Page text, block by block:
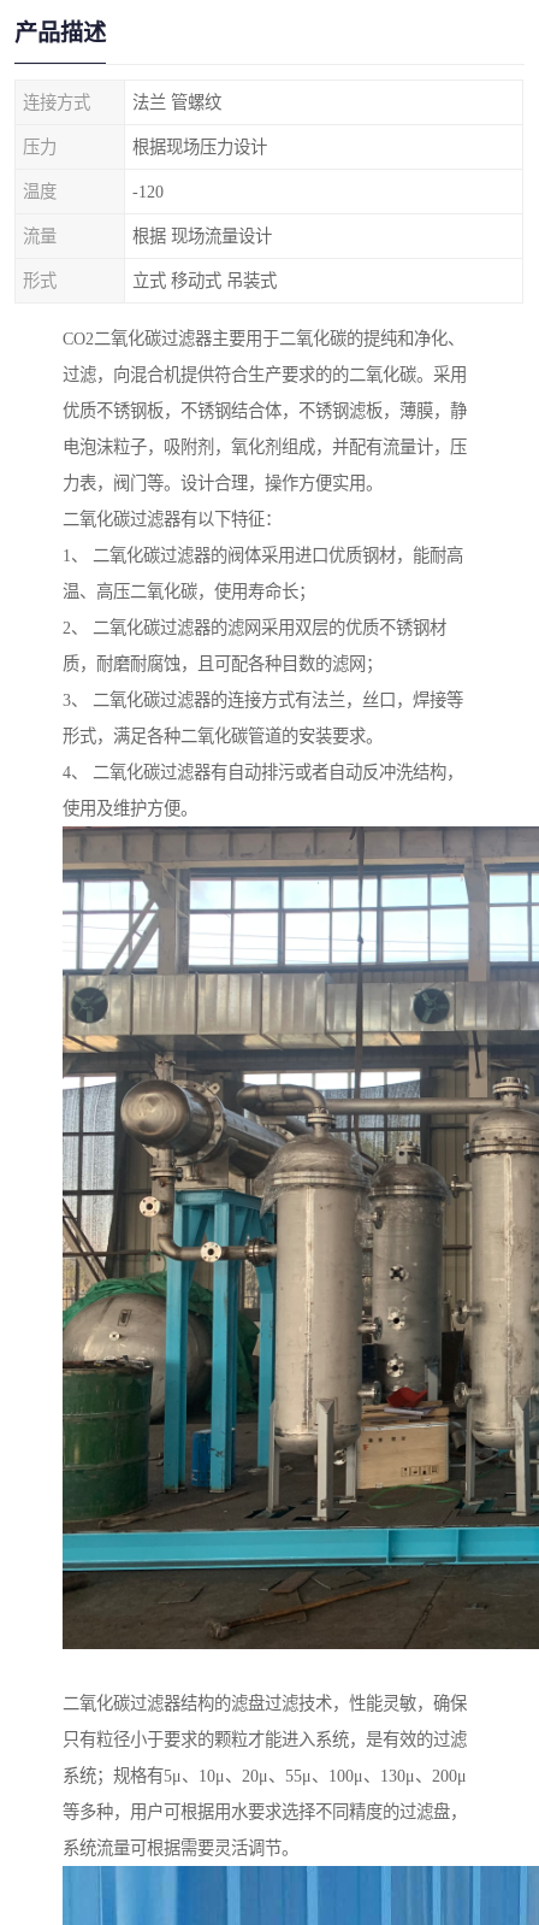
产品描述
连接方式 法兰 管螺纹
压力 根据现场压力设计
温度 -120
流量 根据 现场流量设计
形式 立式 移动式 吊装式
CO2二氧化碳过滤器主要用于二氧化碳的提纯和净化、
过滤，向混合机提供符合生产要求的的二氧化碳。采用
优质不锈钢板，不锈钢结合体，不锈钢滤板，薄膜，静
电泡沫粒子，吸附剂，氧化剂组成，并配有流量计，压
力表，阀门等。设计合理，操作方便实用。
二氧化碳过滤器有以下特征：
1、 二氧化碳过滤器的阀体采用进口优质钢材，能耐高
温、高压二氧化碳，使用寿命长；
2、 二氧化碳过滤器的滤网采用双层的优质不锈钢材
质，耐磨耐腐蚀，且可配各种目数的滤网；
3、 二氧化碳过滤器的连接方式有法兰，丝口，焊接等
形式，满足各种二氧化碳管道的安装要求。
4、 二氧化碳过滤器有自动排污或者自动反冲洗结构，
使用及维护方便。
二氧化碳过滤器结构的滤盘过滤技术，性能灵敏，确保
只有粒径小于要求的颗粒才能进入系统，是有效的过滤
系统；规格有5μ、10μ、20μ、55μ、100μ、130μ、200μ
等多种，用户可根据用水要求选择不同精度的过滤盘，
系统流量可根据需要灵活调节。